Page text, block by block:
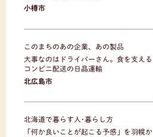
小樽市
このまちのあの企業、あの製品
大事なのはドライバーさん。食を支える
コンビニ配送の日晶運輸
北広島市
北海道で暮らす人･暮らし方
「何か良いことが起こる予感」を羽幌か